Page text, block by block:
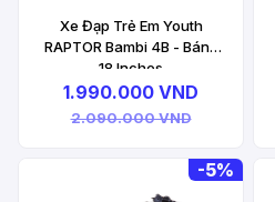
Xe Đạp Trẻ Em Youth
RAPTOR Bambi 4B - Bánh
18 Inches
1.990.000 VND
2.090.000 VND
-5%